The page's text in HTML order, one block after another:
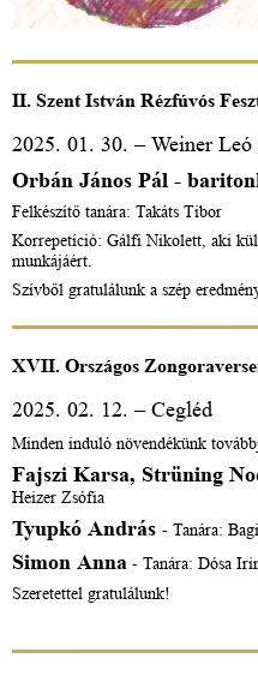
II. Szent István Rézfúvós
2025. 01. 30. – Weiner
Orbán János Pál -
Felkészítő tanára: Takáts Tibor
Korrepetíció: Gálfi Nikolett, aki
munkájáért.
Szívből gratulálunk a szép
XVII. Országos
2025. 02. 12. – Cegléd
Minden induló növendékünk
Fajszi Karsa, Strüning
Heizer Zsófia
Tyupkó András - Tanára:
Simon Anna - Tanára: Dósa
Szeretettel gratulálunk!